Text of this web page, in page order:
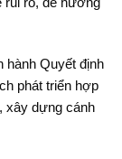
hành Quyết định
phát triển hợp
xây dựng cánh